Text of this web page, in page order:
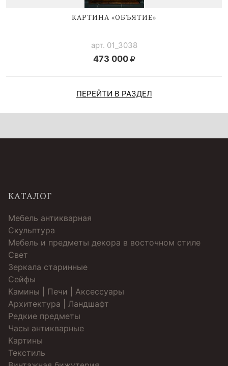
КАРТИНА «ОБЪЯТИЕ»
арт. 01_3038
473 000
ПЕРЕЙТИ В РАЗДЕЛ
КАТАЛОГ
Мебель антикварная
Скульптура
Мебель и предметы декора в восточном стиле
Свет
Зеркала старинные
Cейфы
Камины | Печи | Аксессуары
Архитектура | Ландшафт
Редкие предметы
Часы антикварные
Картины
Текстиль